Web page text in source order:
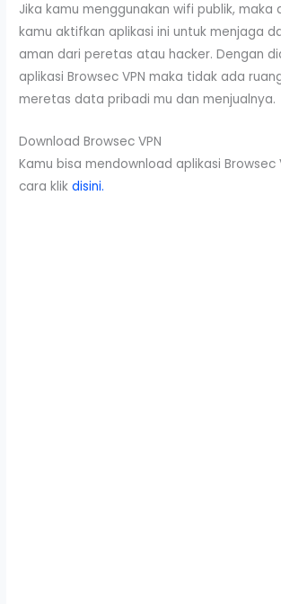
Jika kamu menggunakan wifi publik, maka
kamu aktifkan aplikasi ini untuk menjaga
aman dari peretas atau hacker. Dengan
aplikasi Browsec VPN maka tidak ada
meretas data pribadi mu dan menjualnya.
Download Browsec VPN
Kamu bisa mendownload aplikasi Browsec
cara klikdisini.